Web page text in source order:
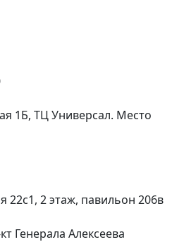
1Б, ТЦ Универсал. Место
2 этаж, павильон 206в
Генерала Алексеева